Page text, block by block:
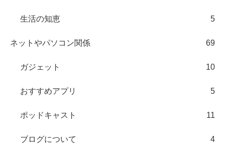
生活の知恵 5
ネットやパソコン関係 69
ガジェット 10
おすすめアプリ 5
ポッドキャスト 11
ブログについて 4